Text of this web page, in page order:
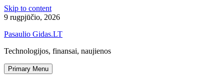
Skip to content
9 rugpjūčio, 2026
Pasaulio Gidas.LT
Technologijos, finansai, naujienos
Primary Menu